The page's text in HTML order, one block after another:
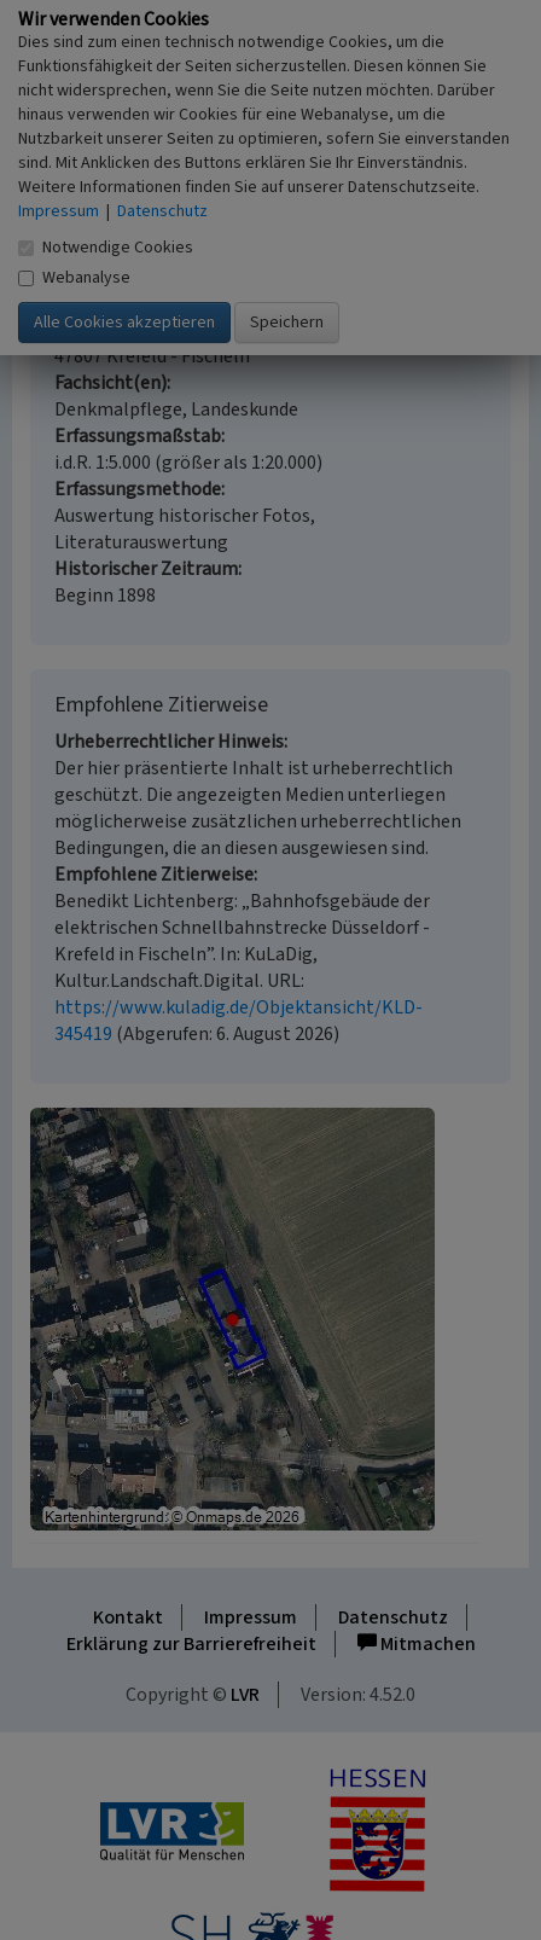
Internet
krefeld.de: Denkmalliste der Stadt Krefeld (abgerufen
30.05.2023)
Bahnhofsgebäude der elektrischen
Schnellbahnstrecke Düsseldorf - Krefeld in
Fischeln
Schlagwörter
Bahnhofsgebäude
Straße / Hausnummer
Hees 84
Ort
47807 Krefeld - Fischeln
Fachsicht(en)
Denkmalpflege, Landeskunde
Erfassungsmaßstab
i.d.R. 1:5.000 (größer als 1:20.000)
Erfassungsmethode
Auswertung historischer Fotos,
Literaturauswertung
Historischer Zeitraum
Beginn 1898
Empfohlene Zitierweise
Urheberrechtlicher Hinweis
Der hier präsentierte Inhalt ist urheberrechtlich
geschützt. Die angezeigten Medien unterliegen
möglicherweise zusätzlichen urheberrechtlichen
Bedingungen, die an diesen ausgewiesen sind.
Empfohlene Zitierweise
Benedikt Lichtenberg: „Bahnhofsgebäude der
elektrischen Schnellbahnstrecke Düsseldorf -
Krefeld in Fischeln”. In: KuLaDig,
Kultur.Landschaft.Digital. URL:
https://www.kuladig.de/Objektansicht/KLD-
345419 (Abgerufen: 6. August 2026)
Kontakt Impressum
Datenschutz
Erklärung zur Barrierefreiheit
Mitmachen
Copyright © LVR Version: 4.52.0
Wir verwenden Cookies
Dies sind zum einen technisch notwendige Cookies, um die
Funktionsfähigkeit der Seiten sicherzustellen. Diesen können Sie
nicht widersprechen, wenn Sie die Seite nutzen möchten. Darüber
hinaus verwenden wir Cookies für eine Webanalyse, um die
Nutzbarkeit unserer Seiten zu optimieren, sofern Sie einverstanden
sind. Mit Anklicken des Buttons erklären Sie Ihr Einverständnis.
Weitere Informationen finden Sie auf unserer Datenschutzseite.
Impressum | Datenschutz
Notwendige Cookies
Webanalyse